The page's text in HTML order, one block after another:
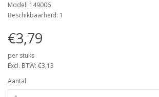
Model: 149006
Beschikbaarheid: 1
€3,79
per stuks
Excl. BTW: €3,13
Aantal